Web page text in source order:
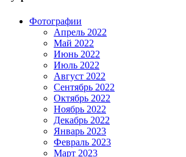
Фотографии
Апрель 2022
Май 2022
Июнь 2022
Июль 2022
Август 2022
Сентябрь 2022
Октябрь 2022
Ноябрь 2022
Декабрь 2022
Январь 2023
Февраль 2023
Март 2023